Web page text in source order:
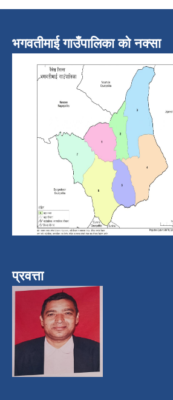
भगवतीमाई गाउँपालिका को नक्सा
प्रवत्ता